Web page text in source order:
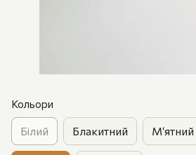
Кольори
Білий Блакитний М‘ятний